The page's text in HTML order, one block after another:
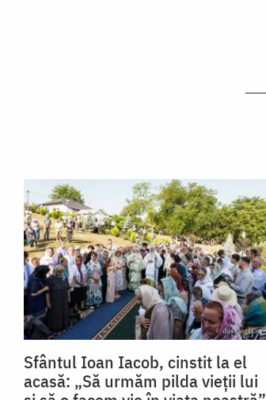
Sfântul Ioan Iacob, cinstit la el
acasă: „Să urmăm pilda vieții lui